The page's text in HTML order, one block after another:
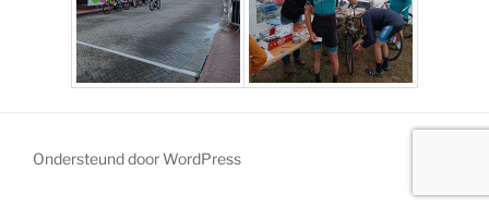
Ondersteund door WordPress